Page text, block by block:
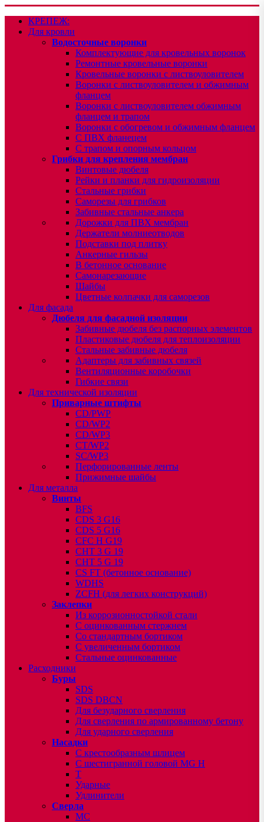
КРЕПЕЖ:
Для кровли
Водосточные воронки
Комплектующие для кровельных воронок
Ремонтные кровельные воронки
Кровельные воронки с листвоуловителем
Воронки с листвоуловителем и обжимным
фланцем
Воронки с листвоуловителем обжимным
фланцем и трапом
Воронки с обогревом и обжимным фланцем
С ПВХ фланецем
С трапом и опорным кольцом
Грибки для крепления мембран
Винтовые дюбеля
Рейки и планки для гидроизоляции
Стальные грибки
Саморезы для грибков
Забивные стальные анкера
Дорожки для ПВХ мембран
Держатели молниеотводов
Подставки под плитку
Анкерные гильзы
В бетонное основание
Самонарезающие
Шайбы
Цветные колпачки для саморезов
Для фасада
Дюбеля для фасадной изоляции
Забивные дюбеля без распорных элементов
Пластиковые дюбеля для теплоизоляции
Стальные забивные дюбеля
Адаптеры для забивных связей
Вентиляционные коробочки
Гибкие связи
Для технической изоляции
Приварные штифты
CD/PWP
CD/WP2
CD/WP3
CT/WP2
SC/WP3
Перфорированные ленты
Прижимные шайбы
Для металла
Винты
BFS
CDS 3 G16
CDS 5 G16
CFC H G19
CHT 3 G 19
CHT 5 G 19
CS FT (бетонное основание)
WDHS
ZCFH (для легких конструкций)
Заклепки
Из коррозионностойкой стали
С оцинкованным стержнем
Со стандартным бортиком
С увеличенным бортиком
Стальные оцинкованные
Расходники
Буры
SDS
SDS DBCN
Для безударного сверления
Для сверления по армированному бетону
Для ударного сверления
Насадки
С крестообразным шлицем
С шестигранной головой MG H
T
Ударные
Удлинители
Сверла
МС